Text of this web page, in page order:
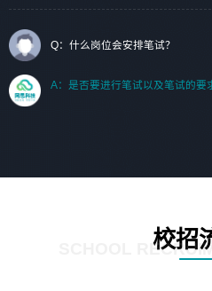
Q：什么岗位会安排笔试？
A：是否要进行笔试以及笔试的要
校招
SCHOOL